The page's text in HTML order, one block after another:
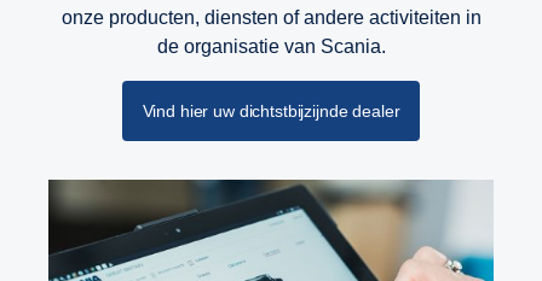
onze producten, diensten of andere activiteiten in
de organisatie van Scania.
Vind hier uw dichtstbijzijnde dealer